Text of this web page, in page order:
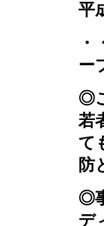
平
ー
◎
若
て
防
◎
デ